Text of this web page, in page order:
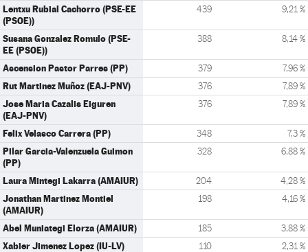
Lentxu Rubial Cachorro (PSE-EE
(PSOE))
439 9,21 %
Susana Gonzalez Romulo (PSE-
EE (PSOE))
388 8,14 %
Ascension Pastor Parres (PP) 379 7,96 %
Rut Martinez Muñoz (EAJ-PNV) 376 7,89 %
Jose Maria Cazalis Eiguren
(EAJ-PNV)
376 7,89 %
Felix Velasco Carrera (PP) 348 7,3 %
Pilar Garcia-Valenzuela Guimon
(PP)
328 6,88 %
Laura Mintegi Lakarra (AMAIUR) 204 4,28 %
Jonathan Martinez Montiel
(AMAIUR)
198 4,16 %
Abel Muniategi Elorza (AMAIUR) 185 3,88 %
Xabier Jimenez Lopez (IU-LV) 110 2,31 %